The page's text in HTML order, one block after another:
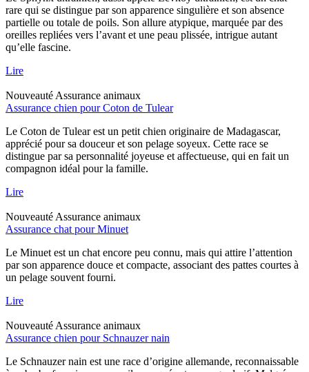
rare qui se distingue par son apparence singulière et son absence
partielle ou totale de poils. Son allure atypique, marquée par des
oreilles repliées vers l’avant et une peau plissée, intrigue autant
qu’elle fascine.
Lire
Nouveauté Assurance animaux
Assurance chien pour Coton de Tulear
Le Coton de Tulear est un petit chien originaire de Madagascar,
apprécié pour sa douceur et son pelage soyeux. Cette race se
distingue par sa personnalité joyeuse et affectueuse, qui en fait un
compagnon idéal pour la famille.
Lire
Nouveauté Assurance animaux
Assurance chat pour Minuet
Le Minuet est un chat encore peu connu, mais qui attire l’attention
par son apparence douce et compacte, associant des pattes courtes à
un pelage souvent fourni.
Lire
Nouveauté Assurance animaux
Assurance chien pour Schnauzer nain
Le Schnauzer nain est une race d’origine allemande, reconnaissable